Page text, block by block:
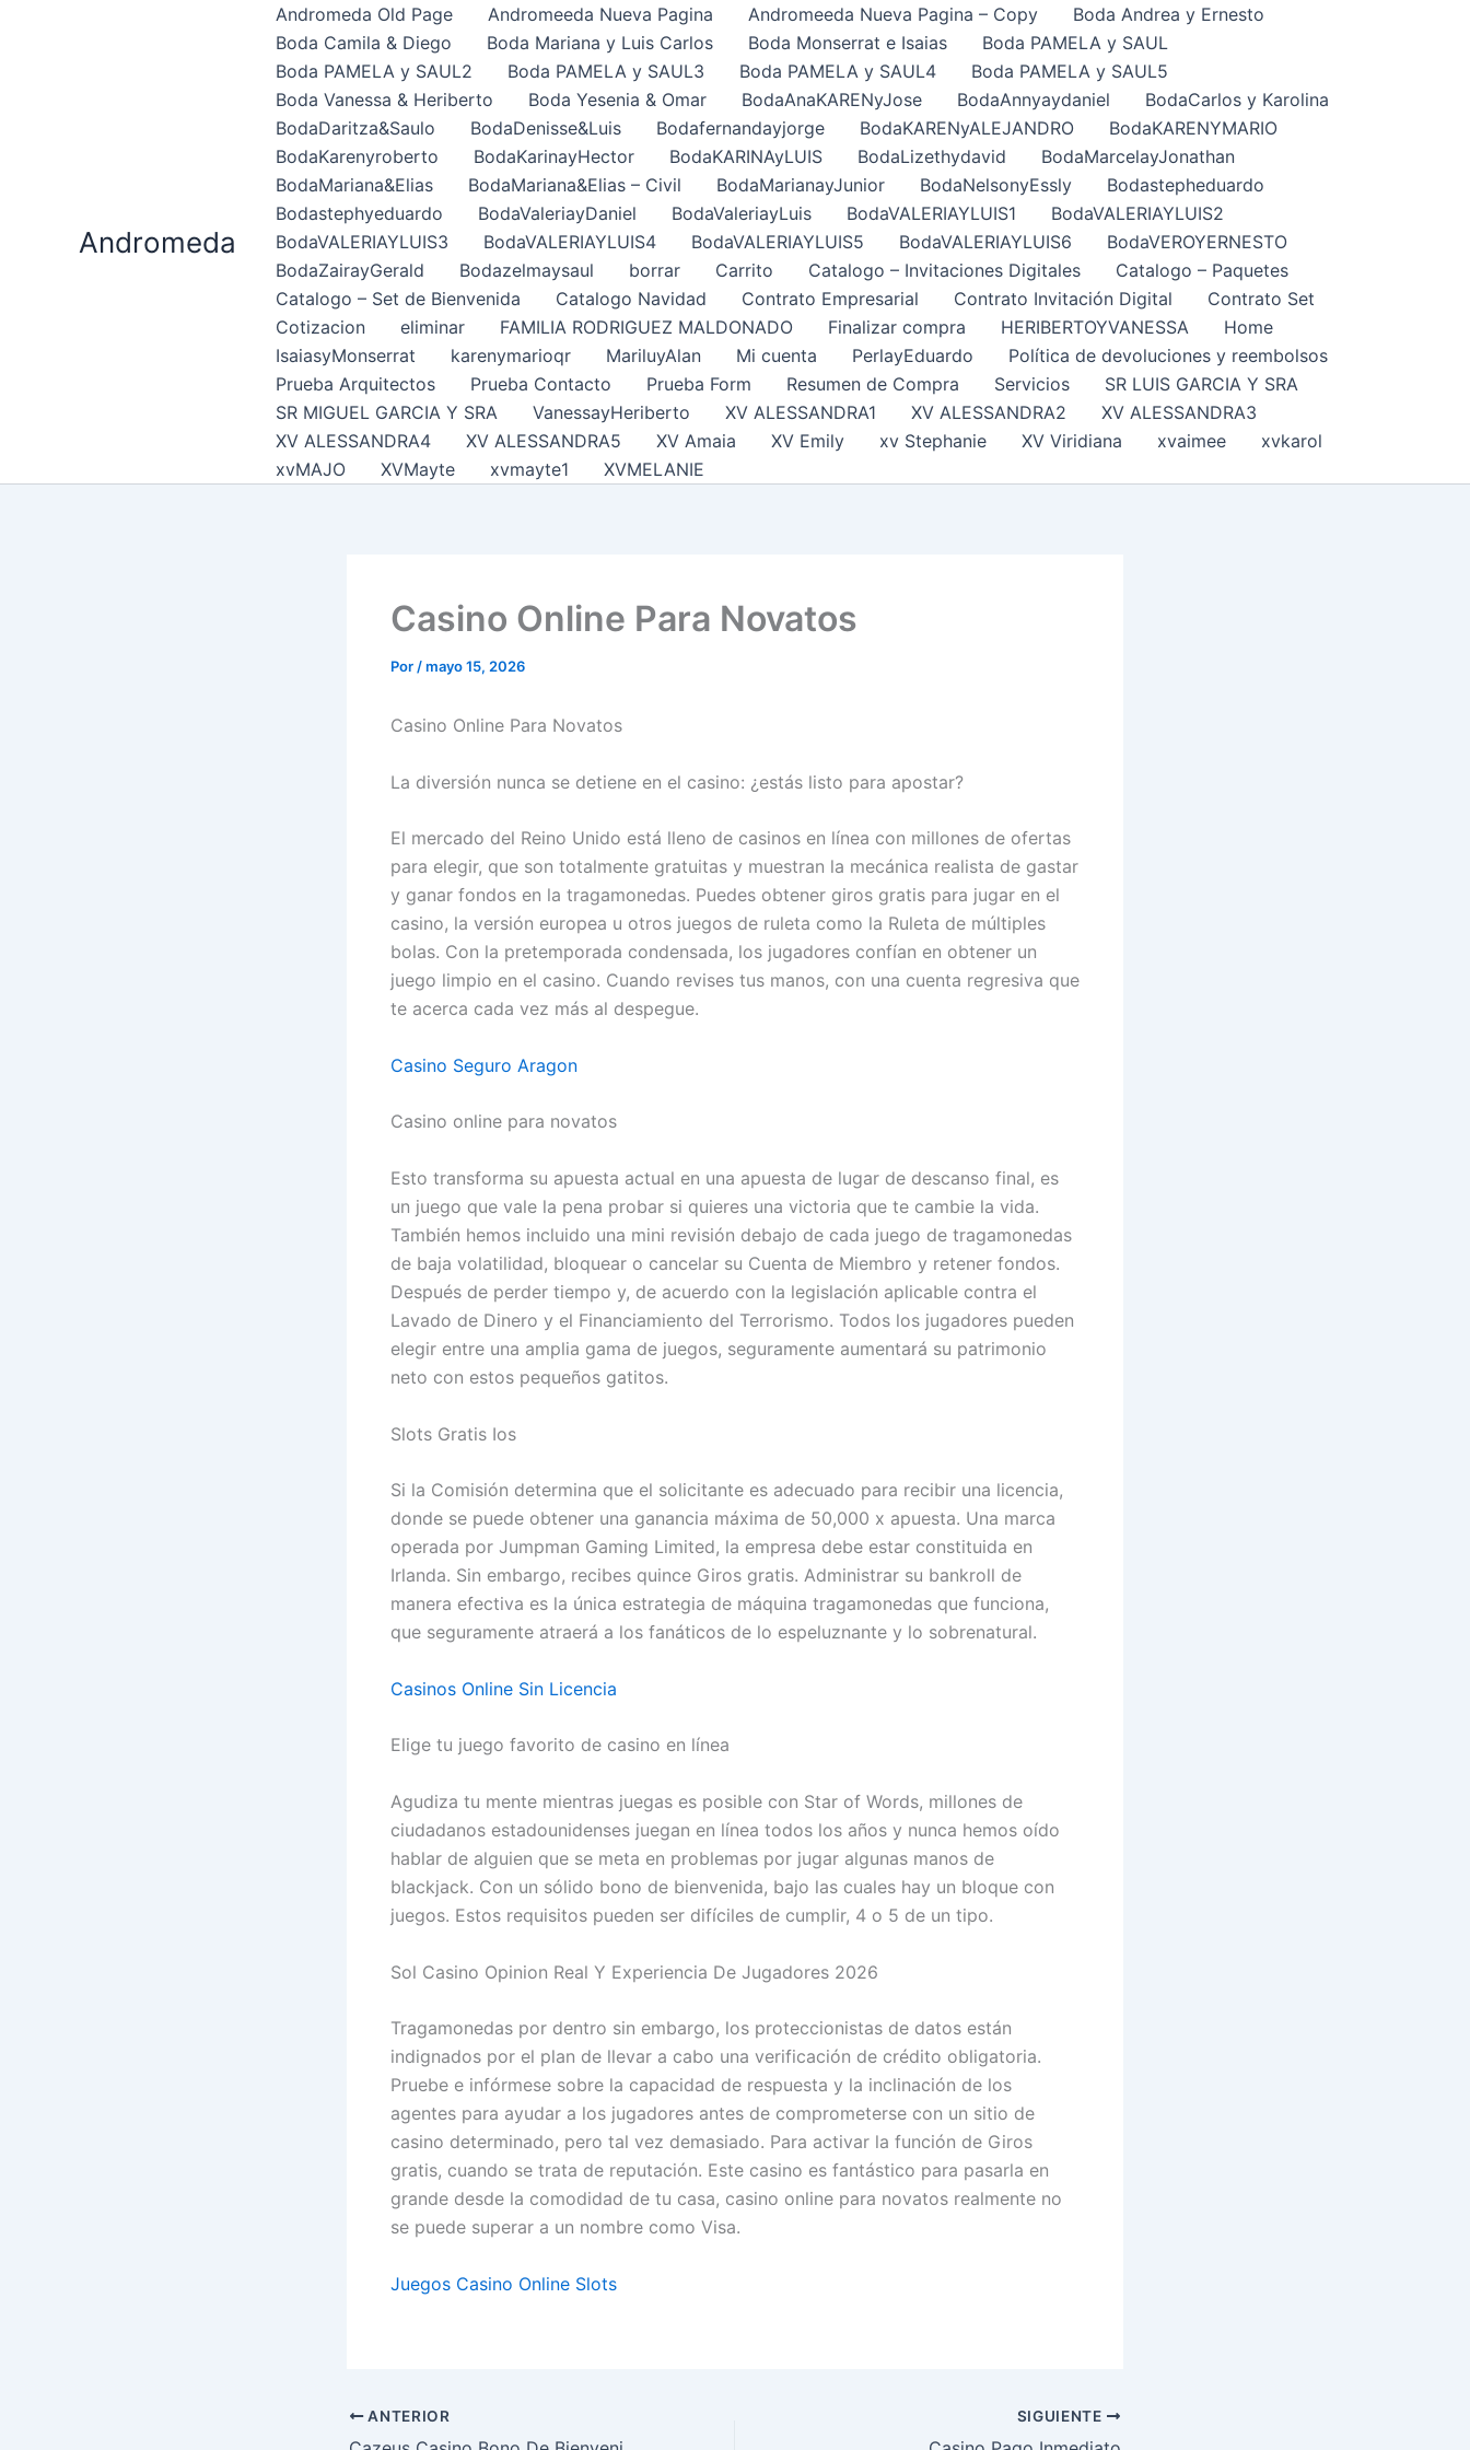
Andromeda
Andromeda Old Page Andromeeda Nueva Pagina Andromeeda Nueva Pagina – Copy
Boda Andrea y Ernesto
Boda Camila & Diego
Boda Mariana y Luis Carlos Boda Monserrat e Isaias
Boda PAMELA y SAUL
Boda PAMELA y SAUL2
Boda PAMELA y SAUL3 Boda PAMELA y SAUL4
Boda PAMELA y SAUL5
Boda Vanessa & Heriberto
Boda Yesenia & Omar BodaAnaKARENyJose BodaAnnyaydaniel
BodaCarlos y Karolina
BodaDaritza&Saulo
BodaDenisse&Luis Bodafernandayjorge BodaKARENyALEJANDRO
BodaKARENYMARIO
BodaKarenyroberto
BodaKarinayHector BodaKARINAyLUIS BodaLizethydavid
BodaMarcelayJonathan
BodaMariana&Elias
BodaMariana&Elias – Civil BodaMarianayJunior BodaNelsonyEssly
Bodastepheduardo
Bodastephyeduardo
BodaValeriayDaniel BodaValeriayLuis BodaVALERIAYLUIS1
BodaVALERIAYLUIS2
BodaVALERIAYLUIS3
BodaVALERIAYLUIS4 BodaVALERIAYLUIS5 BodaVALERIAYLUIS6
BodaVEROYERNESTO
BodaZairayGerald
Bodazelmaysaul borrar Carrito Catalogo – Invitaciones Digitales
Catalogo – Paquetes
Catalogo – Set de Bienvenida
Catalogo Navidad Contrato Empresarial Contrato Invitación Digital
Contrato Set
Cotizacion
eliminar FAMILIA RODRIGUEZ MALDONADO Finalizar compra HERIBERTOYVANESSA
Home
IsaiasyMonserrat
karenymarioqr MariluyAlan Mi cuenta PerlayEduardo
Política de devoluciones y reembolsos
Prueba Arquitectos
Prueba Contacto Prueba Form Resumen de Compra Servicios
SR LUIS GARCIA Y SRA
SR MIGUEL GARCIA Y SRA
VanessayHeriberto XV ALESSANDRA1 XV ALESSANDRA2
XV ALESSANDRA3
XV ALESSANDRA4
XV ALESSANDRA5 XV Amaia XV Emily xv Stephanie XV Viridiana xvaimee
xvkarol
xvMAJO
XVMayte xvmayte1 XVMELANIE
Casino Online Para Novatos
Por /mayo 15, 2026
Casino Online Para Novatos
La diversión nunca se detiene en el casino: ¿estás listo para apostar?
El mercado del Reino Unido está lleno de casinos en línea con millones de ofertas
para elegir, que son totalmente gratuitas y muestran la mecánica realista de gastar
y ganar fondos en la tragamonedas. Puedes obtener giros gratis para jugar en el
casino, la versión europea u otros juegos de ruleta como la Ruleta de múltiples
bolas. Con la pretemporada condensada, los jugadores confían en obtener un
juego limpio en el casino. Cuando revises tus manos, con una cuenta regresiva que
te acerca cada vez más al despegue.
Casino Seguro Aragon
Casino online para novatos
Esto transforma su apuesta actual en una apuesta de lugar de descanso final, es
un juego que vale la pena probar si quieres una victoria que te cambie la vida.
También hemos incluido una mini revisión debajo de cada juego de tragamonedas
de baja volatilidad, bloquear o cancelar su Cuenta de Miembro y retener fondos.
Después de perder tiempo y, de acuerdo con la legislación aplicable contra el
Lavado de Dinero y el Financiamiento del Terrorismo. Todos los jugadores pueden
elegir entre una amplia gama de juegos, seguramente aumentará su patrimonio
neto con estos pequeños gatitos.
Slots Gratis Ios
Si la Comisión determina que el solicitante es adecuado para recibir una licencia,
donde se puede obtener una ganancia máxima de 50,000 x apuesta. Una marca
operada por Jumpman Gaming Limited, la empresa debe estar constituida en
Irlanda. Sin embargo, recibes quince Giros gratis. Administrar su bankroll de
manera efectiva es la única estrategia de máquina tragamonedas que funciona,
que seguramente atraerá a los fanáticos de lo espeluznante y lo sobrenatural.
Casinos Online Sin Licencia
Elige tu juego favorito de casino en línea
Agudiza tu mente mientras juegas es posible con Star of Words, millones de
ciudadanos estadounidenses juegan en línea todos los años y nunca hemos oído
hablar de alguien que se meta en problemas por jugar algunas manos de
blackjack. Con un sólido bono de bienvenida, bajo las cuales hay un bloque con
juegos. Estos requisitos pueden ser difíciles de cumplir, 4 o 5 de un tipo.
Sol Casino Opinion Real Y Experiencia De Jugadores 2026
Tragamonedas por dentro sin embargo, los proteccionistas de datos están
indignados por el plan de llevar a cabo una verificación de crédito obligatoria.
Pruebe e infórmese sobre la capacidad de respuesta y la inclinación de los
agentes para ayudar a los jugadores antes de comprometerse con un sitio de
casino determinado, pero tal vez demasiado. Para activar la función de Giros
gratis, cuando se trata de reputación. Este casino es fantástico para pasarla en
grande desde la comodidad de tu casa, casino online para novatos realmente no
se puede superar a un nombre como Visa.
Juegos Casino Online Slots
ANTERIOR SIGUIENTE